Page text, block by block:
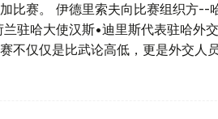
比赛。 伊德里索夫向比赛组织方--
驻哈大使汉斯•迪里斯代表驻哈外
仅仅是比武论高低，更是外交人